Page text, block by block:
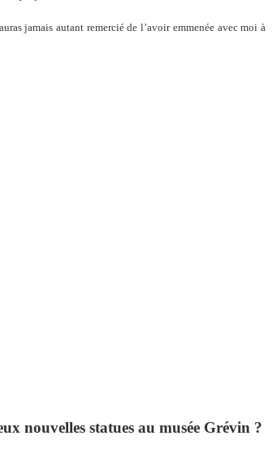
jamais autant remercié de l’avoir emmenée avec moi à
nouvelles statues au musée Grévin ?